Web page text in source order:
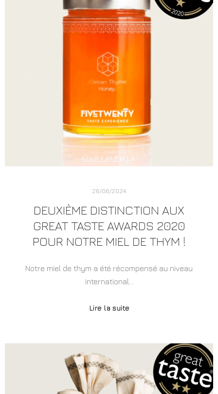
26/06/2024
DEUXIÈME DISTINCTION AUX
GREAT TASTE AWARDS 2020
POUR NOTRE MIEL DE THYM !
Notre miel de thym a été récompensé au niveau
international…
Lire la suite